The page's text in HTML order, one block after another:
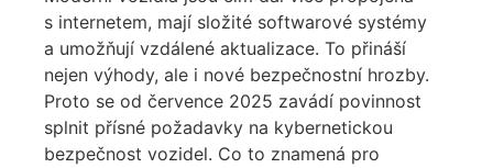
s internetem, mají složité softwarové systémy
a umožňují vzdálené aktualizace. To přináší
nejen výhody, ale i nové bezpečnostní hrozby.
Proto se od července 2025 zavádí povinnost
splnit přísné požadavky na kybernetickou
bezpečnost vozidel. Co to znamená pro